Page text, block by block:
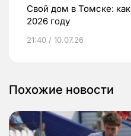
Свой дом в Томске:
2026 году
21:40 / 10.07.26
Похожие новости